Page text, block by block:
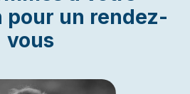
pour un rendez-
vous